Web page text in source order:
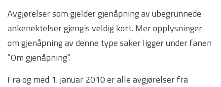
Avgjørelser som gjelder gjenåpning av ubegrunnede
ankenektelser gjengis veldig kort. Mer opplysninger
om gjenåpning av denne type saker ligger under fanen
”Om gjenåpning”.
Fra og med 1. januar 2010 er alle avgjørelser fra